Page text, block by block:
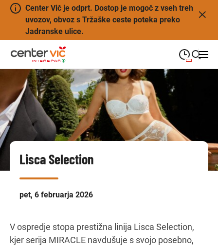
Center Vič je odprt. Dostop je mogoč z vseh treh
uvozov, obvoz s Tržaške ceste poteka preko
Jadranske ulice.
Close search
ponedeljek
PONEDELJEK 09:00
torek
TOREK 09:00
SREDA 09:00—
četrtek
ČETRTEK
PETEK
Lisca Selection
pet, 6 februarja 2026
V ospredje stopa prestižna linija Lisca Selection,
kjer serija MIRACLE navdušuje s svojo posebno,